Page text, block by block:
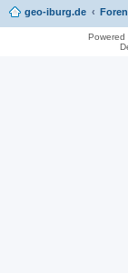
geo-iburg.de
Powered